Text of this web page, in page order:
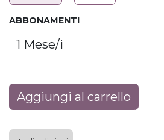
ABBONAMENTI
Aggiungi al carrello